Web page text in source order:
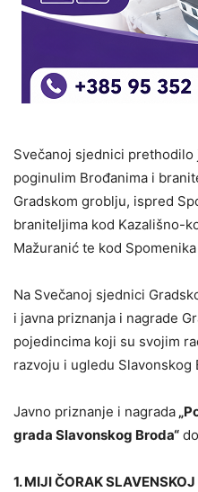
Svečanoj sjednici prethodilo
poginulim Brođanima i
Gradskom groblju, ispred
braniteljima kod Kazališno-
Mažuranić te kod
Na Svečanoj sjednici
i javna priznanja i nagrade
pojedincima koji su svojim
razvoju i ugledu Slavonskog
Javno priznanje i nagrada
grada Slavonskog Broda“
1. MIJI ČORAK